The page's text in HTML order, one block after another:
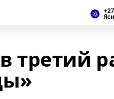
третий